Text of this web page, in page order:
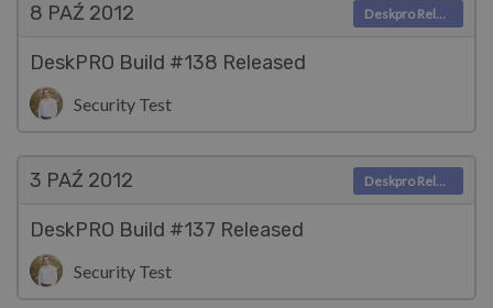
8 PAŹ 2012
DeskPRO Build #138 Released
Security Test
Deskpro Releases
3 PAŹ 2012
DeskPRO Build #137 Released
Security Test
Deskpro Releases